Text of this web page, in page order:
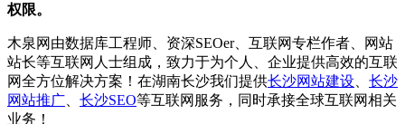
权限。
木泉网由数据库工程师、资深SEOer、互联网专栏作者、网站
站长等互联网人士组成，致力于为个人、企业提供高效的互联
网全方位解决方案！在湖南长沙我们提供长沙网站建设
长沙
网站推广
长沙SEO等互联网服务，同时承接全球互联网相关
业务！